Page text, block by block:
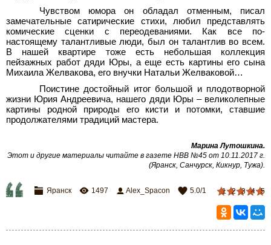
Чувством юмора он обладал отменным, писал
замечательные сатирические стихи, любил представлять
комические сценки с переодеваниями. Как все по-
настоящему талантливые люди, был он талантлив во всем.
В нашей квартире тоже есть небольшая коллекция
пейзажных работ дяди Юры, а еще есть картины его сына
Михаила Желвакова, его внучки Натальи Желваковой…
Поистине достойный итог большой и плодотворной
жизни Юрия Андреевича, нашего дяди Юры – великолепные
картины родной природы его кисти и потомки, ставшие
продолжателями традиций мастера.
Марина Лутошкина.
Этот и другие материалы читайте в газете НВВ №45 от 10.11.2017 г.
(Яранск, Санчурск, Кикнур, Тужа).
1 2 3 4 5
Яранск 1497 Alex_Spacon 5.0/1